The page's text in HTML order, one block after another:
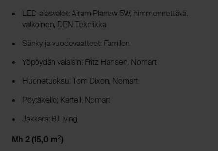
LED-alasvalot: Airam Planew 5W, himmennettävä,
valkoinen, DEN Tekniikka
Sänky ja vuodevaatteet: Familon
Yöpöydän valaisin: Fritz Hansen, Nomart
Huonetuoksu: Tom Dixon, Nomart
Pöytäkello: Kartell, Nomart
Jakkara: B.Living
Mh 2 (15,0 m2)